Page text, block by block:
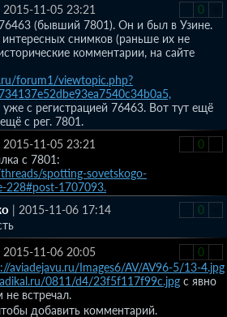
0
2015-11-05 23:21
(бывший 7801). Он и был в Узине.
интересных снимков (раньше их не
комментарии, на сайте
forum1/viewtopic.php?
уже с регистрацией 76463. Вот тут ещё
с рег. 7801.
0
2015-11-05 23:21
с 7801:
spotting-sovetskogo-
228#post-1707093.
0
| 2015-11-06 17:14
0
2015-11-06 20:05
aviadejavu.ru/Images6/AV/AV96-5/13-4.jpg
0811/d4/23f5f117f99c.jpg с явно
встречал.
добавить комментарий.